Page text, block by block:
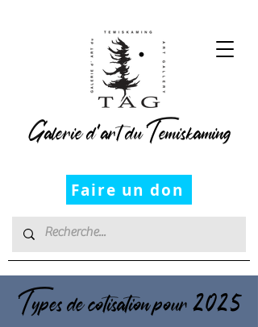
Faire un don
Galerie d’art du Temiskaming
Types de cotisation pour 2025